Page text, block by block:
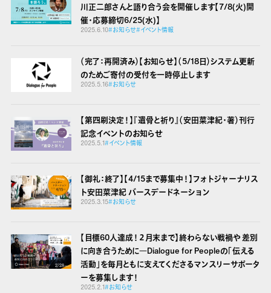
川正二郎さんと語り合う会を開催します【7/8(火)開
催・応募締切6/25(水)】
2025.6.10#お知らせ#イベント情報
（完了：再開済み）【お知らせ】（5/18日）システム更新
のためご寄付の受付を一時停止します
2025.5.16#お知らせ
【第四刷決定！】『遺骨と祈り』（安田菜津紀・著）刊行
記念イベントのお知らせ
2025.5.1#イベント情報
【御礼：終了】【4/15まで募集中！】フォトジャーナリス
ト安田菜津紀 バースデードネーション
2025.3.15#お知らせ
【目標60人達成！２月末まで】終わらない戦禍や 差別
に向き合うために―Dialogue for Peopleの「伝える
活動」を毎月ともに支えてくださるマンスリーサポータ
ーを募集します！
2025.2.1#お知らせ